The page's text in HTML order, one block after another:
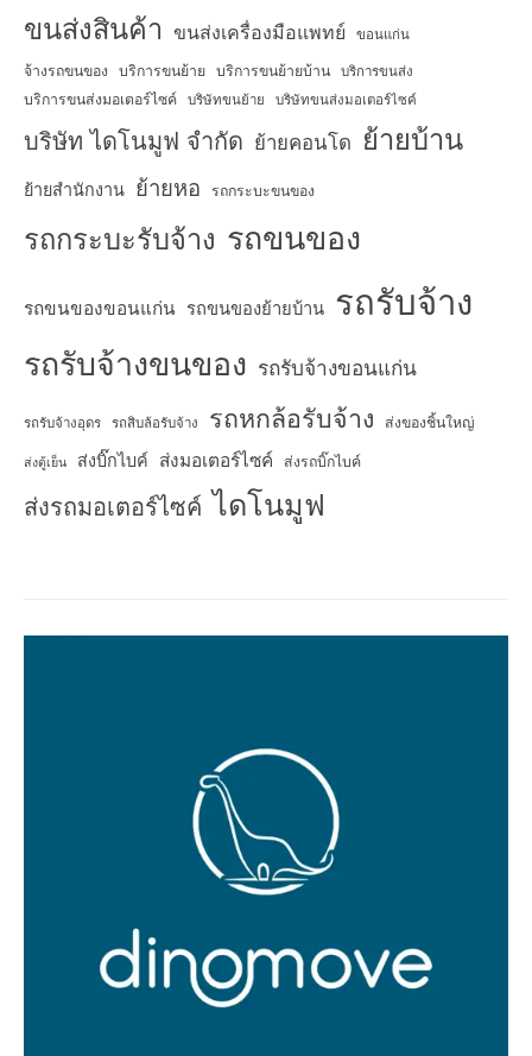
ขนส่งสินค้า ขนส่งเครื่องมือแพทย์ ขอนแก่น
จ้างรถขนของ บริการขนย้าย บริการขนย้ายบ้าน บริการขนส่ง
บริการขนส่งมอเตอร์ไซค์ บริษัทขนย้าย บริษัทขนส่งมอเตอร์ไซค์
บริษัท ไดโนมูฟ จำกัด ย้ายคอนโด ย้ายบ้าน
ย้ายสำนักงาน ย้ายหอ รถกระบะขนของ
รถกระบะรับจ้าง รถขนของ
รถขนของขอนแก่น รถขนของย้ายบ้าน รถรับจ้าง
รถรับจ้างขนของ รถรับจ้างขอนแก่น
รถรับจ้างอุดร รถสิบล้อรับจ้าง รถหกล้อรับจ้าง ส่งของชิ้นใหญ่
ส่งตู้เย็น ส่งบิ๊กไบค์ ส่งมอเตอร์ไซค์ ส่งรถบิ๊กไบค์
ส่งรถมอเตอร์ไซค์ ไดโนมูฟ